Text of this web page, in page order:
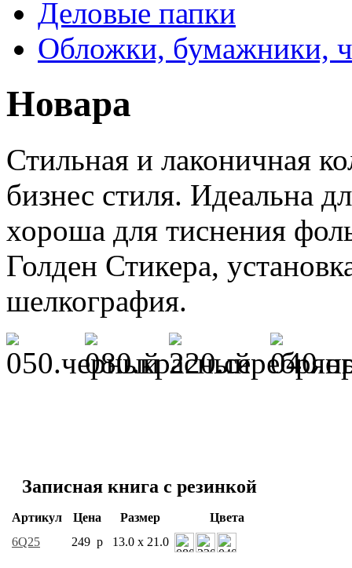
Деловые папки
Обложки, бумажники,
Новара
Стильная и лаконичная
бизнес стиля. Идеальна
хороша для тиснения
Голден Стикера,
шелкография.
Записная книга с резинкой
Артикул Цена Размер
Цвета
6Q25
249 р 13.0 x 21.0